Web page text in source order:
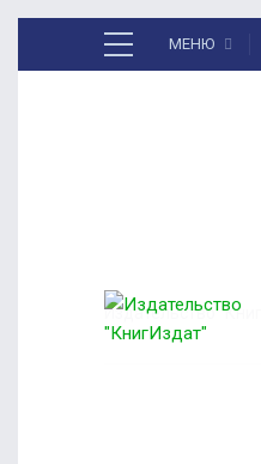
МЕНЮ
Издательство